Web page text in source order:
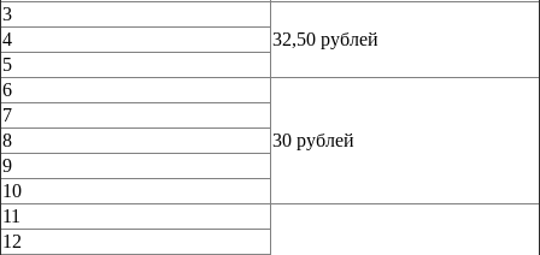
3
32,50 рублей
4
5
6
30 рублей
7
8
9
10
11
12